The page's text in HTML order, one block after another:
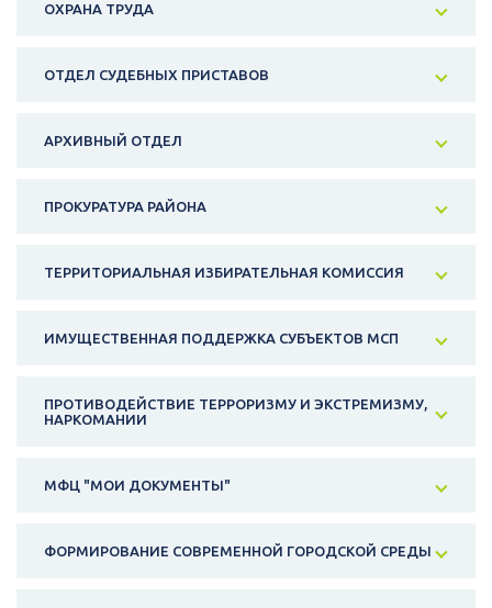
ОХРАНА ТРУДА
ОТДЕЛ СУДЕБНЫХ ПРИСТАВОВ
АРХИВНЫЙ ОТДЕЛ
ПРОКУРАТУРА РАЙОНА
ТЕРРИТОРИАЛЬНАЯ ИЗБИРАТЕЛЬНАЯ КОМИССИЯ
ИМУЩЕСТВЕННАЯ ПОДДЕРЖКА СУБЪЕКТОВ МСП
ПРОТИВОДЕЙСТВИЕ ТЕРРОРИЗМУ И ЭКСТРЕМИЗМУ,
НАРКОМАНИИ
МФЦ "МОИ ДОКУМЕНТЫ"
ФОРМИРОВАНИЕ СОВРЕМЕННОЙ ГОРОДСКОЙ СРЕДЫ